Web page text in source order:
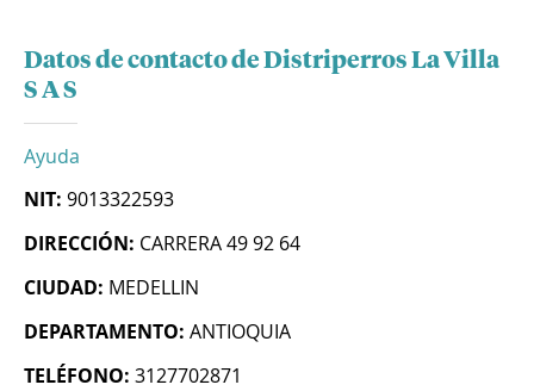
Datos de contacto de Distriperros La Villa
S A S
Ayuda
NIT: 9013322593
DIRECCIÓN: CARRERA 49 92 64
CIUDAD: MEDELLIN
DEPARTAMENTO: ANTIOQUIA
TELÉFONO: 3127702871